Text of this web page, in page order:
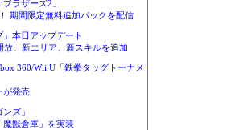
ラザーズ2」
期間限定無料追加パックを配信
本日アップデート
放。新エリア、新スキルを追加
360/Wii U「鉄拳タッグトーナメ
が発売
ズ」
魔獣倉庫」を実装